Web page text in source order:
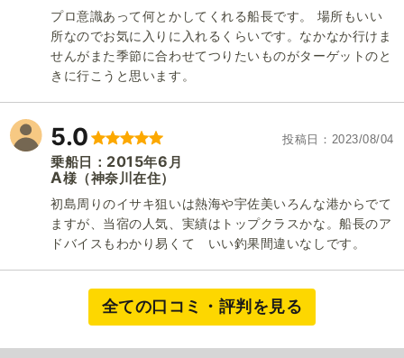
プロ意識あって何とかしてくれる船長です。 場所もいい
所なのでお気に入りに入れるくらいです。なかなか行けま
せんがまた季節に合わせてつりたいものがターゲットのと
きに行こうと思います。
5.0 投稿日 2023/08/04
乗船日： 2015年6 月
A様 （神奈川在住）
初島周りのイサキ狙いは熱海や宇佐美いろんな港からでて
ますが、当宿の人気、実績はトップクラスかな。船長のア
ドバイスもわかり易くて いい釣果間違いなしです。
全ての口コミ・評判を見る